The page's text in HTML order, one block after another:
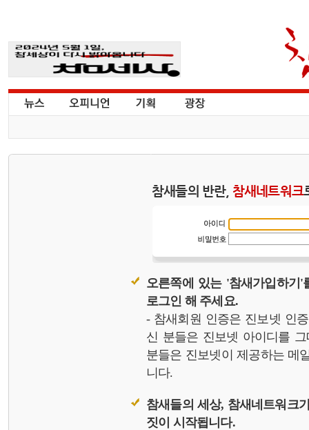
참새들의 반란, 참새네트워크
오른쪽에 있는 '참새가입하기
로그인 해 주세요.
- 참새회원 인증은 진보넷 인
신 분들은 진보넷 아이디를
분들은 진보넷이 제공하는 메
니다.
참새들의 세상, 참새네트워크
짓이 시작됩니다.